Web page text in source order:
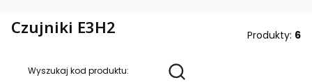
Czujniki E3H2 Produkty: 6
Wyszukaj kod produktu: